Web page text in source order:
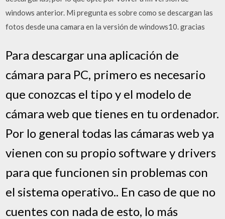
windows anterior. Mi pregunta es sobre como se descargan las
fotos desde una camara en la versión de windows10. gracias
Para descargar una aplicación de
cámara para PC, primero es necesario
que conozcas el tipo y el modelo de
cámara web que tienes en tu ordenador.
Por lo general todas las cámaras web ya
vienen con su propio software y drivers
para que funcionen sin problemas con
el sistema operativo.. En caso de que no
cuentes con nada de esto, lo más